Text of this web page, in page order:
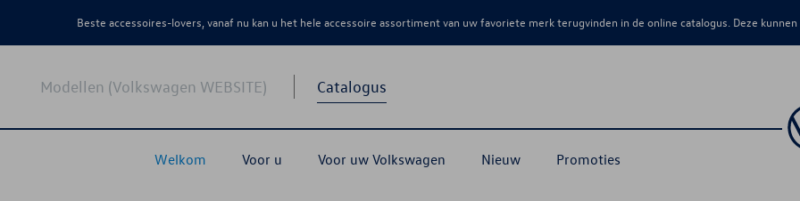
Beste accessoires-lovers, vanaf nu kan u het hele accessoire assortiment van uw favoriete merk terugvinden in de online catalogus. Deze
Modellen (Volkswagen WEBSITE) Catalogus
Welkom Voor u Voor uw Volkswagen Nieuw Promoties